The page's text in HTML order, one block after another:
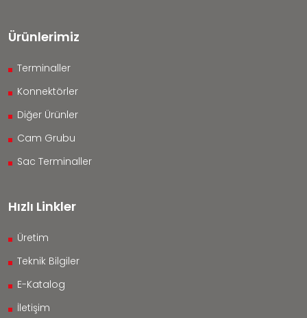
Ürünlerimiz
Terminaller
Konnektörler
Diğer Ürünler
Cam Grubu
Sac Terminaller
Hızlı Linkler
Üretim
Teknik Bilgiler
E-Katalog
İletişim